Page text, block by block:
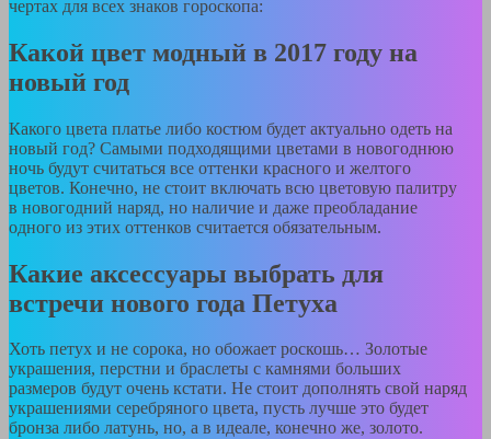
чертах для всех знаков гороскопа:
Какой цвет модный в 2017 году на
новый год
Какого цвета платье либо костюм будет актуально одеть на
новый год? Самыми подходящими цветами в новогоднюю
ночь будут считаться все оттенки красного и желтого
цветов. Конечно, не стоит включать всю цветовую палитру
в новогодний наряд, но наличие и даже преобладание
одного из этих оттенков считается обязательным.
Какие аксессуары выбрать для
встречи нового года Петуха
Хоть петух и не сорока, но обожает роскошь… Золотые
украшения, перстни и браслеты с камнями больших
размеров будут очень кстати. Не стоит дополнять свой наряд
украшениями серебряного цвета, пусть лучше это будет
бронза либо латунь, но, а в идеале, конечно же, золото.